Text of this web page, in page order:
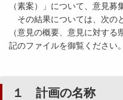
（素案）」について、意見募
その結果については、次の
（意見の概要、意見に対す
記のファイルを御覧ください
１ 計画の名称